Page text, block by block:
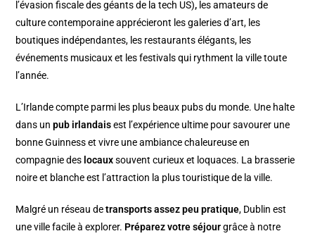
l’évasion fiscale des géants de la tech US), les amateurs de
culture contemporaine apprécieront les galeries d’art, les
boutiques indépendantes, les restaurants élégants, les
événements musicaux et les festivals qui rythment la ville toute
l’année.
L’Irlande compte parmi les plus beaux pubs du monde. Une halte
dans unpub irlandaisest l’expérience ultime pour savourer une
bonne Guinness et vivre une ambiance chaleureuse en
compagnie des locauxsouvent curieux et loquaces. La brasserie
noire et blanche est l’attraction la plus touristique de la ville.
Malgré un réseau detransports assez peu pratique, Dublin est
une ville facile à explorer. Préparez votre séjourgrâce à notre